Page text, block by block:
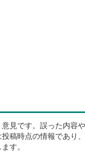
見です。誤った内容
稿時点の情報であ
す。